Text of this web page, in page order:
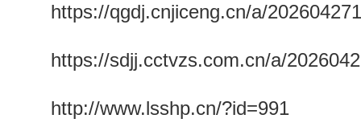
https://qgdj.cnjiceng.cn/a/
https://sdjj.cctvzs.com.cn/a/
http://www.lsshp.cn/?id=991